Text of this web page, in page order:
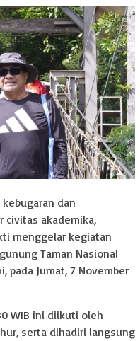
dan
civitas akademika,
menggelar kegiatan
Taman Nasional
pada Jumat, 7 November
WIB ini diikuti oleh
serta dihadiri langsung